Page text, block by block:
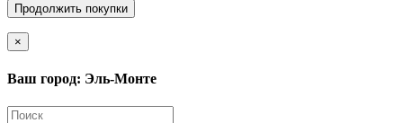
Продолжить покупки
×
Ваш город: Эль-Монте